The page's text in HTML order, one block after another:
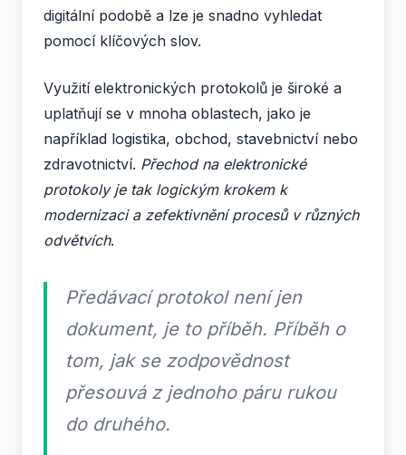
digitální podobě a lze je snadno vyhledat
pomocí klíčových slov.
Využití elektronických protokolů je široké a
uplatňují se v mnoha oblastech, jako je
například logistika, obchod, stavebnictví nebo
zdravotnictví. Přechod na elektronické
protokoly je tak logickým krokem k
modernizaci a zefektivnění procesů v různých
odvětvích.
Předávací protokol není jen
dokument, je to příběh. Příběh o
tom, jak se zodpovědnost
přesouvá z jednoho páru rukou
do druhého.